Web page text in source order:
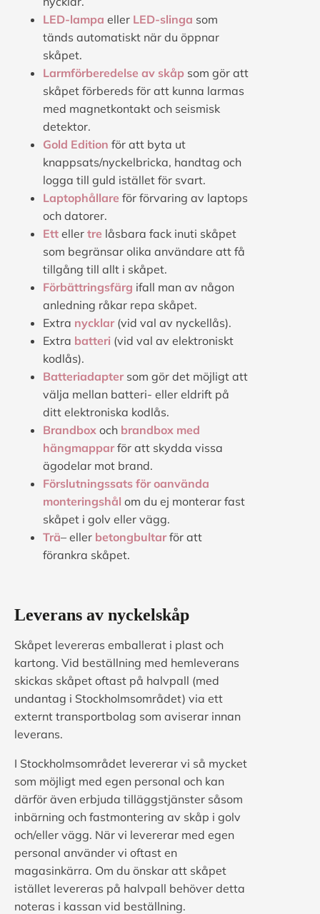
LED-lampa eller LED-slinga som
tänds automatiskt när du öppnar
skåpet.
Larmförberedelse av skåp som gör att
skåpet förbereds för att kunna larmas
med magnetkontakt och seismisk
detektor.
Gold Edition för att byta ut
knappsats/nyckelbricka, handtag och
logga till guld istället för svart.
Laptophållare för förvaring av laptops
och datorer.
Ett eller tre låsbara fack inuti skåpet
som begränsar olika användare att få
tillgång till allt i skåpet.
Förbättringsfärg ifall man av någon
anledning råkar repa skåpet.
Extra nycklar(vid val av nyckellås).
Extra batteri (vid val av elektroniskt
kodlås).
Batteriadaptersom gör det möjligt att
välja mellan batteri- eller eldrift på
ditt elektroniska kodlås.
Brandbox och brandbox med
hängmapparför att skydda vissa
ägodelar mot brand.
Förslutningssats för oanvända
monteringshål om du ej monterar fast
skåpet i golv eller vägg.
Trä– eller betongbultarför att
förankra skåpet.
Leverans av nyckelskåp
Skåpet levereras emballerat i plast och
kartong. Vid beställning med hemleverans
skickas skåpet oftast på halvpall (med
undantag i Stockholmsområdet) via ett
externt transportbolag som aviserar innan
leverans.
I Stockholmsområdet levererar vi så mycket
som möjligt med egen personal och kan
därför även erbjuda tilläggstjänster såsom
inbärning och fastmontering av skåp i golv
och/eller vägg. När vi levererar med egen
personal använder vi oftast en
magasinkärra. Om du önskar att skåpet
istället levereras på halvpall behöver detta
noteras i kassan vid beställning.